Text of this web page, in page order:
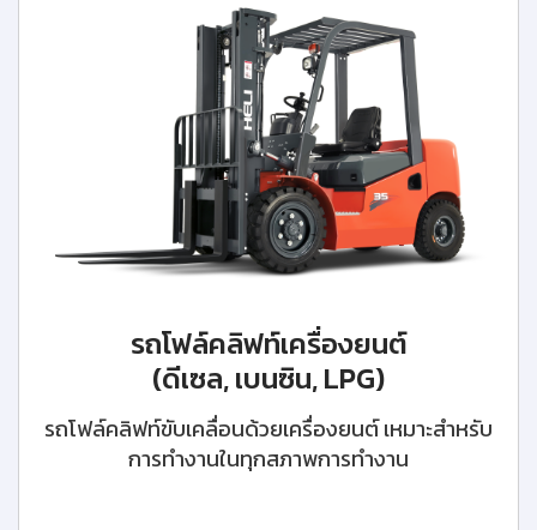
รถโฟล์คลิฟท์เครื่องยนต์
(ดีเซล, เบนซิน, LPG)
รถโฟล์คลิฟท์ขับเคลื่อนด้วยเครื่องยนต์ เหมาะสำหรับ
การทำงานในทุกสภาพการทำงาน